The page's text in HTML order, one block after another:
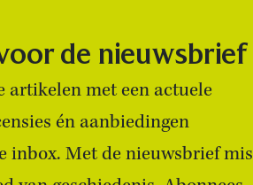
de nieuwsbrief
artikelen met een actuele
én aanbiedingen
inbox. Met de nieuwsbrief mis